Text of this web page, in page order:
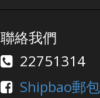
聯絡我們
22751314
Shipbao郵